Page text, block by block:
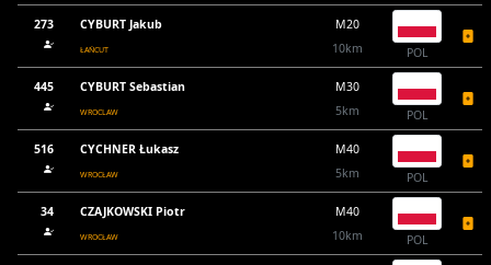
273 CYBURT Jakub
ŁAŃCUT
M20
10km
POL
445 CYBURT Sebastian
WROCLAW
M30
5km
POL
516 CYCHNER Łukasz
WROCŁAW
M40
5km
POL
34 CZAJKOWSKI Piotr
WROCŁAW
M40
10km
POL